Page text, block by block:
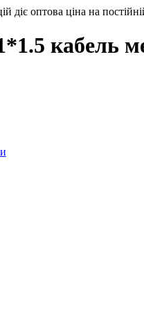
оптова ціна на
кабель